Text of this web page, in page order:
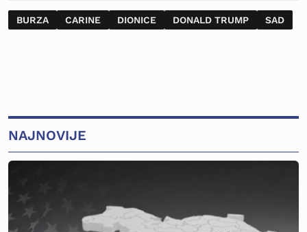
BURZA CARINE DIONICE DONALD TRUMP SAD
NAJNOVIJE